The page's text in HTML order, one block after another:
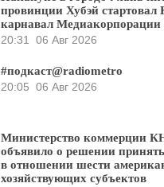
провинции Хубэй
карнавал Медиакорпорации
20:31 06 Авг 2026
#подкаст@radiometro
20:05 06 Авг 2026
Министерство коммерции
объявило о решении
в отношении шести
хозяйствующих субъектов